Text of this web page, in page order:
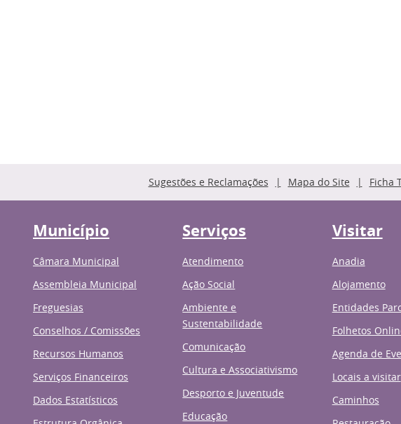
Sugestões e Reclamações Mapa do Site Ficha
Município
Câmara Municipal
Assembleia Municipal
Freguesias
Conselhos / Comissões
Recursos Humanos
Serviços Financeiros
Dados Estatísticos
Serviços
Atendimento
Ação Social
Ambiente e
Sustentabilidade
Comunicação
Cultura e Associativismo
Desporto e Juventude
Educação
Visitar
Anadia
Alojamento
Entidades
Folhetos
Agenda de
Locais a visitar
Caminhos